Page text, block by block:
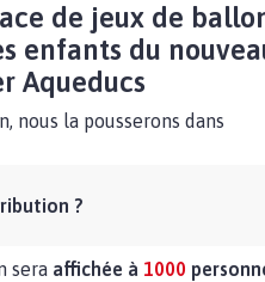
de jeux de
enfants du
Aqueducs
nous la pousserons dans
?
sera affichée à 1000